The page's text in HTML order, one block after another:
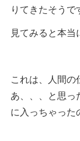
りてきたそうで
見てみると本当
これは、人間
あ、、、と思っ
に入っちゃった